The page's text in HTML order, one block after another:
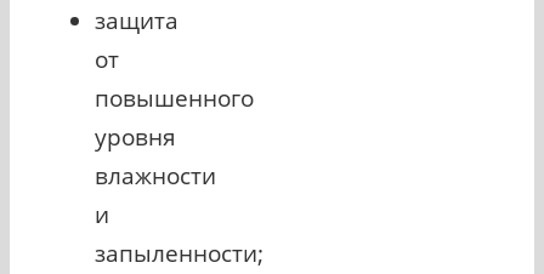
защита
от
повышенного
уровня
влажности
и
запыленности;